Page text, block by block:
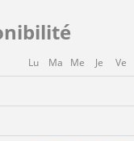
Lu Ma Me Je Ve